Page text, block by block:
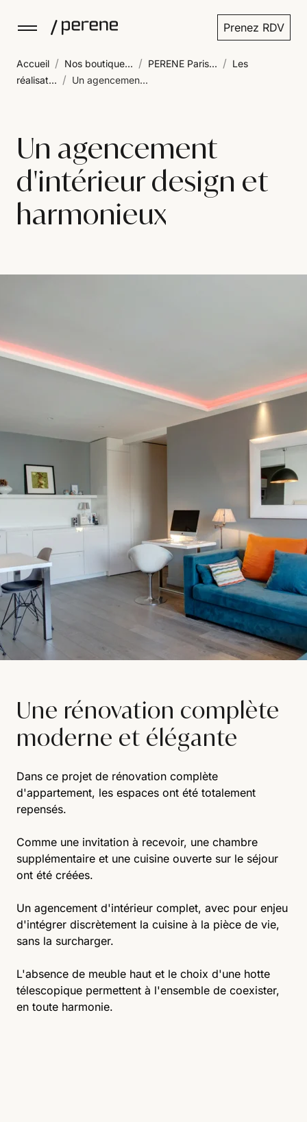
Prenez RDV
Accueil / Nos boutique... / PERENE Paris... / Les
réalisat... / Un agencemen...
Un agencement
d'intérieur design et
harmonieux
Une rénovation complète
moderne et élégante
Dans ce projet de rénovation complète
d'appartement, les espaces ont été totalement
repensés.
Comme une invitation à recevoir, une chambre
supplémentaire et une cuisine ouverte sur le séjour
ont été créées.
Un agencement d'intérieur complet, avec pour enjeu
d'intégrer discrètement la cuisine à la pièce de vie,
sans la surcharger.
L'absence de meuble haut et le choix d'une hotte
télescopique permettent à l'ensemble de coexister,
en toute harmonie.